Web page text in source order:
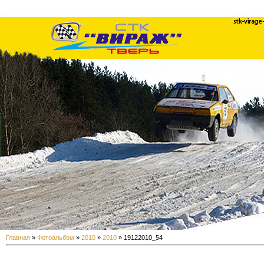
Главная » Фотоальбом » 2010 » 2010 » 19122010_54